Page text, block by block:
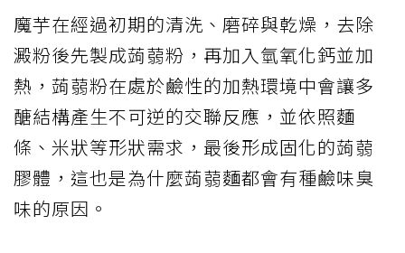
魔芋在經過初期的清洗、磨碎與乾燥，去除
澱粉後先製成蒟蒻粉，再加入氫氧化鈣並加
熱，蒟蒻粉在處於鹼性的加熱環境中會讓多
醣結構產生不可逆的交聯反應，並依照麵
條、米狀等形狀需求，最後形成固化的蒟蒻
膠體，這也是為什麼蒟蒻麵都會有種鹼味臭
味的原因。